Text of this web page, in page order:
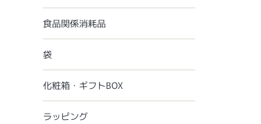
食品関係消耗品
袋
化粧箱・ギフトBOX
ラッピング